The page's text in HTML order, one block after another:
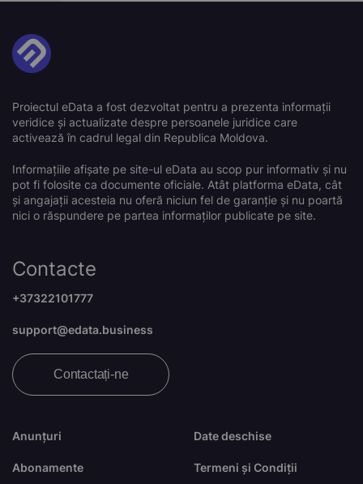
Proiectul eData a fost dezvoltat pentru a prezenta informații
veridice și actualizate despre persoanele juridice care
activează în cadrul legal din Republica Moldova.
Informațiile afișate pe site-ul eData au scop pur informativ și nu
pot fi folosite ca documente oficiale. Atât platforma eData, cât
și angajații acesteia nu oferă niciun fel de garanție și nu poartă
nici o răspundere pe partea informaților publicate pe site.
Anunțuri
Abonamente
Date deschise
Termeni și Condiții
Contacte
+37322101777
support@edata.business
Contactați-ne